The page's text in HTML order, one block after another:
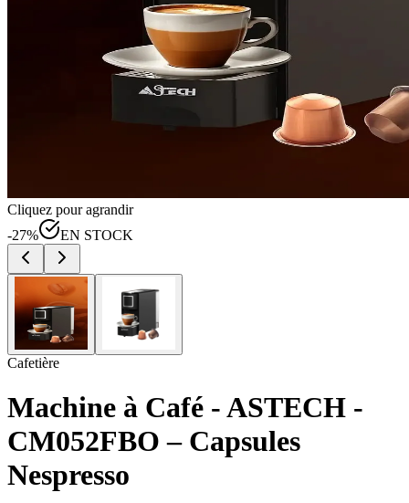
Cliquez pour agrandir
-27% EN STOCK
Cafetière
Machine à Café - ASTECH -
CM052FBO – Capsules
Nespresso